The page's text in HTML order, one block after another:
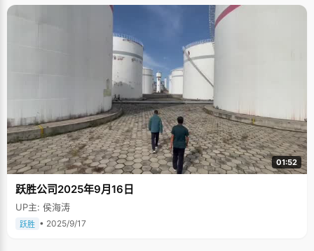
01:52
跃胜公司2025年9月16日
UP主: 侯海涛
跃胜 • 2025/9/17